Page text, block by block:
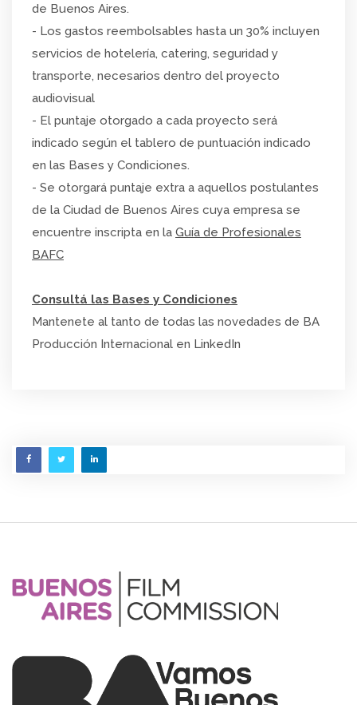
de Buenos Aires.
- Los gastos reembolsables hasta un 30% incluyen
servicios de hotelería, catering, seguridad y
transporte, necesarios dentro del proyecto
audiovisual
- El puntaje otorgado a cada proyecto será
indicado según el tablero de puntuación indicado
en las Bases y Condiciones.
- Se otorgará puntaje extra a aquellos postulantes
de la Ciudad de Buenos Aires cuya empresa se
encuentre inscripta en la Guía de Profesionales
BAFC
Consultá las Bases y Condiciones
Mantenete al tanto de todas las novedades de BA
Producción Internacional en LinkedIn